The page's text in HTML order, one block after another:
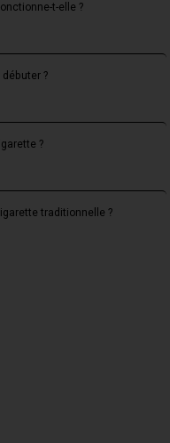
t-elle ?
?
?
traditionnelle ?